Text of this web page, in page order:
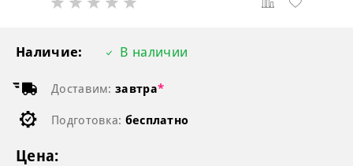
Наличие: В наличии
Доставим: завтра*
Подготовка: бесплатно
Цена: